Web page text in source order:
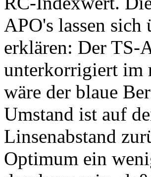
APO's lassen
erklären: Der TS-
unterkorrigiert im
wäre der blaue
Umstand ist auf
Linsenabstand
Optimum ein